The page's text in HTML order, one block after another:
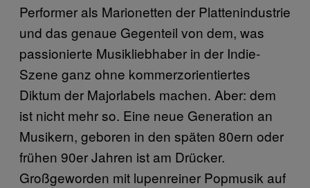
Performer als Marionetten der Plattenindustrie
und das genaue Gegenteil von dem, was
passionierte Musikliebhaber in der Indie-
Szene ganz ohne kommerzorientiertes
Diktum der Majorlabels machen. Aber: dem
ist nicht mehr so. Eine neue Generation an
Musikern, geboren in den späten 80ern oder
frühen 90er Jahren ist am Drücker.
Großgeworden mit lupenreiner Popmusik auf